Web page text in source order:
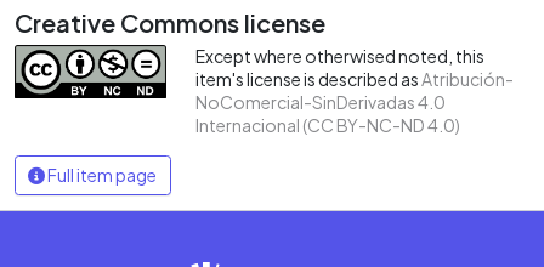
Creative Commons license
Except where otherwised noted, this
item's license is described asAtribución-
NoComercial-SinDerivadas 4.0
Internacional (CC BY-NC-ND 4.0)
Full item page